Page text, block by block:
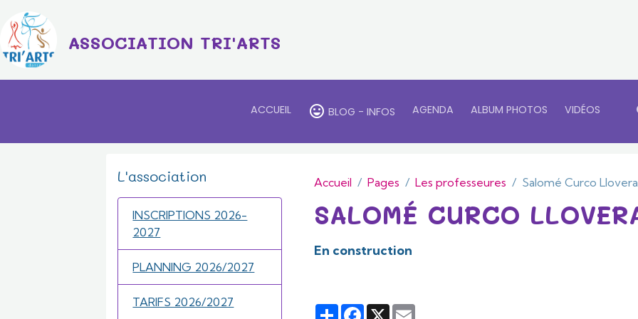
ASSOCIATION TRI'ARTS
ACCUEIL BLOG - INFOS AGENDA ALBUM PHOTOS VIDÉOS
Accueil Pages Les professeures Salomé Curco Llovera
SALOMÉ CURCO
En construction
PartagerFacebook
X
L'association
INSCRIPTIONS 2026-
2027
PLANNING 2026/2027
TARIFS 2026/2027